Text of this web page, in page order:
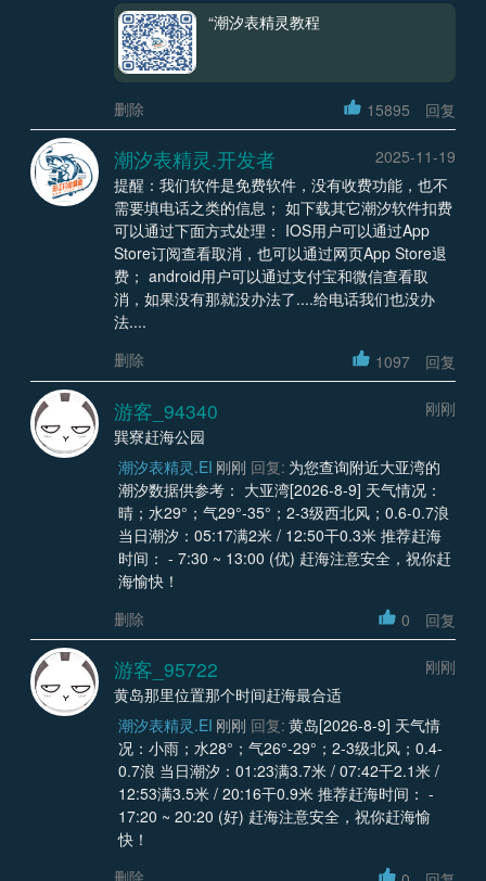
“潮汐表精灵教程
删除 15895 回复
潮汐表精灵.开发者
2025-11-19
提醒：我们软件是免费软件，没有收费功能，也不
需要填电话之类的信息； 如下载其它潮汐软件扣费
可以通过下面方式处理： IOS用户可以通过App
Store订阅查看取消，也可以通过网页App Store退
费； android用户可以通过支付宝和微信查看取
消，如果没有那就没办法了....给电话我们也没办
法....
删除
1097 回复
游客_94340
刚刚
巽寮赶海公园
潮汐表精灵.EI 刚刚 回复: 为您查询附近大亚湾的
潮汐数据供参考： 大亚湾[2026-8-9] 天气情况：
晴；水29°；气29°-35°；2-3级西北风；0.6-0.7浪
当日潮汐：05:17满2米 / 12:50干0.3米 推荐赶海
时间： - 7:30 ~ 13:00 (优) 赶海注意安全，祝你赶
海愉快！
删除
0 回复
游客_95722
刚刚
黄岛那里位置那个时间赶海最合适
潮汐表精灵.EI 刚刚 回复: 黄岛[2026-8-9] 天气情
况：小雨；水28°；气26°-29°；2-3级北风；0.4-
0.7浪 当日潮汐：01:23满3.7米 / 07:42干2.1米 /
12:53满3.5米 / 20:16干0.9米 推荐赶海时间： -
17:20 ~ 20:20 (好) 赶海注意安全，祝你赶海愉
快！